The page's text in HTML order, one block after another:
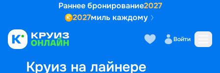
Раннее бронирование2027
2027миль каждому
Войти
Круиз на лайнере
Выбор кают Маршрут и